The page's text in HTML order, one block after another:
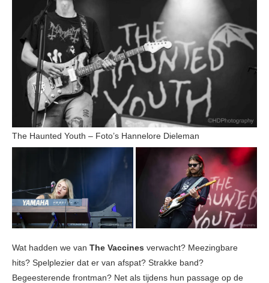
The Haunted Youth – Foto’s Hannelore Dieleman
Wat hadden we van The Vaccines verwacht? Meezingbare
hits? Spelplezier dat er van afspat? Strakke band?
Begeesterende frontman? Net als tijdens hun passage op de